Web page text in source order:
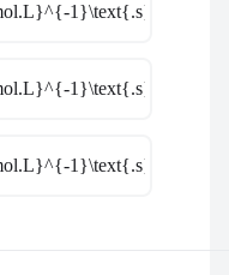
1}\text{.s}^{-1}
1}\text{.s}^{-1}
1}\text{.s}^{-1}